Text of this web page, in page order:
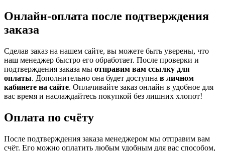
Онлайн-оплата после подтверждения
заказа
Сделав заказ на нашем сайте, вы можете быть уверены, что
наш менеджер быстро его обработает. После проверки и
подтверждения заказа мы отправим вам ссылку для
оплаты. Дополнительно она будет доступна в личном
кабинете на сайте. Оплачивайте заказ онлайн в удобное для
вас время и наслаждайтесь покупкой без лишних хлопот!
Оплата по счёту
После подтверждения заказа менеджером мы отправим вам
счёт. Его можно оплатить любым удобным для вас способом,